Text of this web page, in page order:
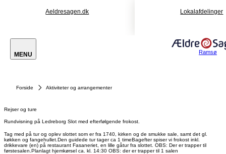
Aeldresagen.dk Lokalafdelinger
MENU Ramsø
Forside Aktiviteter og arrangementer
Rejser og ture
Rundvisning på Ledreborg Slot med efterfølgende frokost.
Tag med på tur og oplev slottet som er fra 1740, kirken og de smukke sale, samt det gl.
køkken og fangehullet.Den guidede tur tager ca 1 timeBagefter spiser vi frokost inkl.
drikkevare (en) på restaurant Fasaneriet, en lille gåtur fra slottet. OBS: Der er trapper til
førstesalen.Planlagt hjemkørsel ca. kl. 14:30 OBS: der er trapper til 1 salen